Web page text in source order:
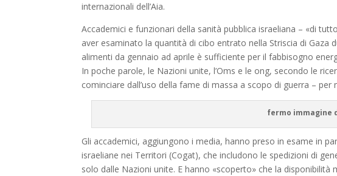
internazionali dell’Aia.
Accademici e funzionari della sanità pubblica israeliana – «di
aver esaminato la quantità di cibo entrato nella Striscia di Gaza
alimenti da gennaio ad aprile è sufficiente per il fabbisogno
In poche parole, le Nazioni unite, l’Oms e le ong, secondo le
cominciare dall’uso della fame di massa a scopo di guerra – per
fermo immagine
Gli accademici, aggiungono i media, hanno preso in esame in
israeliane nei Territori (Cogat), che includono le spedizioni di
solo dalle Nazioni unite. E hanno «scoperto» che la